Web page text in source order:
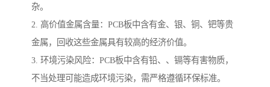
杂。
2. 高价值金属含量：PCB板中含有金、银、铜、钯等贵
金属，回收这些金属具有较高的经济价值。
3. 环境污染风险：PCB板中含有铅、、镉等有害物质，
不当处理可能造成环境污染，需严格遵循环保标准。